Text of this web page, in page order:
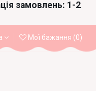
замовлень: 1-2
Мої бажання (0)